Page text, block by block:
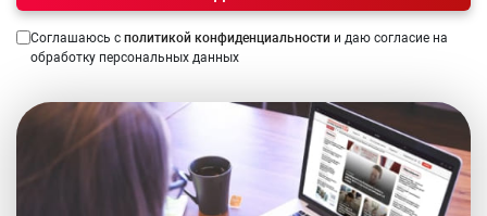
Соглашаюсь с политикой конфиденциальности и даю согласие на
обработку персональных данных